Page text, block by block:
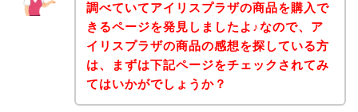
調べていてアイリスプラザの商品を購入で
きるページを発見しましたよ♪なので、ア
イリスプラザの商品の感想を探している方
は、まずは下記ページをチェックされてみ
てはいかがでしょうか？